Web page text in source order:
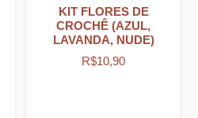
KIT FLORES DE
CROCHÊ (AZUL,
LAVANDA, NUDE)
R$10,90